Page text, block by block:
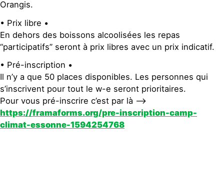
Orangis.
• Prix libre •
En dehors des boissons alcoolisées les repas
“participatifs” seront à prix libres avec un prix indicatif.
• Pré-inscription •
Il n’y a que 50 places disponibles. Les personnes qui
s’inscrivent pour tout le w-e seront prioritaires.
Pour vous pré-inscrire c’est par là –>
https://framaforms.org/pre-inscription-camp-
climat-essonne-1594254768